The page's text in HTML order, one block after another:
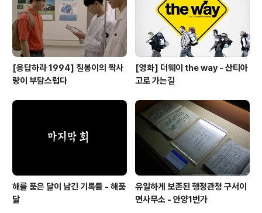
[응답하라 1994] 칠봉이의 짝사
랑이 부담스럽다
[영화] 더웨이 the way - 산티아
고로 가는길
해를 품은 달이 남긴 기록들 - 해품
달
유일하게 보존된 행정관청 구서이
면사무소 - 안양1번가